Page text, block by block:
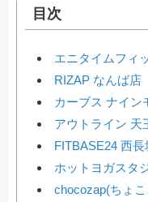
目次
エニタイムフィ
RIZAP なんば店
カーブス ナイン
アウトライン 天
FITBASE24 西長
ホットヨガスタ
chocozap(ちょ